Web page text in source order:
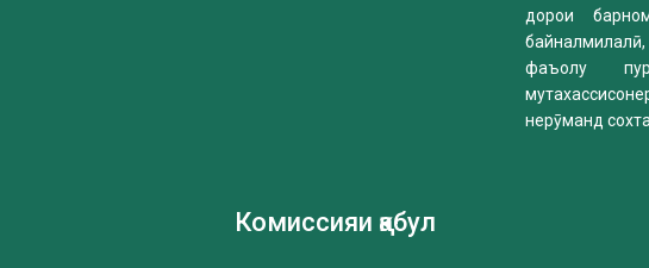
дорои
байналмилалӣ,
фаъолу
нерӯманд
Комиссияи қабул